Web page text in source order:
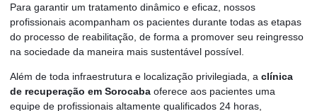
Para garantir um tratamento dinâmico e eficaz, nossos
profissionais acompanham os pacientes durante todas as etapas
do processo de reabilitação, de forma a promover seu reingresso
na sociedade da maneira mais sustentável possível.
Além de toda infraestrutura e localização privilegiada, a clínica
de recuperação em Sorocaba oferece aos pacientes uma
equipe de profissionais altamente qualificados 24 horas,